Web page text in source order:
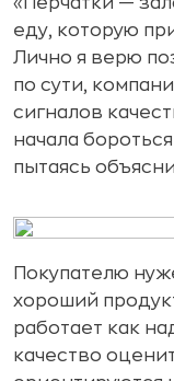
еду, которую
Лично я верю
по сути,
сигналов
начала
пытаясь
Покупателю
хороший
работает как
качество